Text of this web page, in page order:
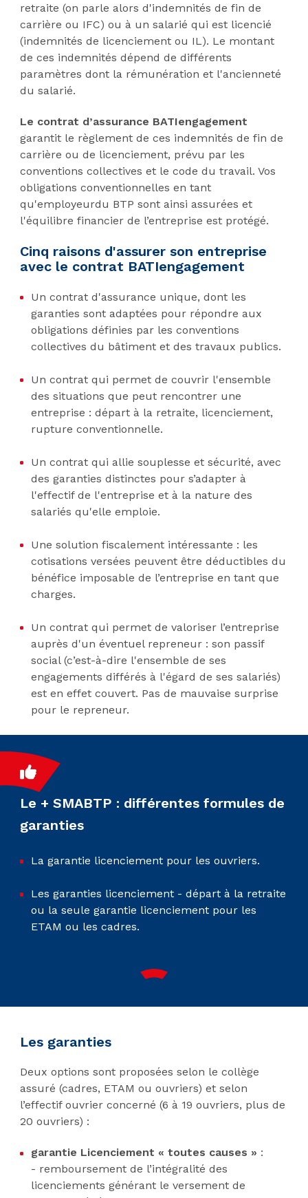
retraite (on parle alors d'indemnités de fin de
carrière ou IFC) ou à un salarié qui est licencié
(indemnités de licenciement ou IL). Le montant
de ces indemnités dépend de différents
paramètres dont la rémunération et l'ancienneté
du salarié.
Le contrat d’assurance BATIengagement
garantit le règlement de ces indemnités de fin de
carrière ou de licenciement, prévu par les
conventions collectives et le code du travail. Vos
obligations conventionnelles en tant
qu'employeurdu BTP sont ainsi assurées et
l'équilibre financier de l’entreprise est protégé.
Cinq raisons d'assurer son entreprise
avec le contrat BATIengagement
Un contrat d'assurance unique, dont les
garanties sont adaptées pour répondre aux
obligations définies par les conventions
collectives du bâtiment et des travaux publics.
Un contrat qui permet de couvrir l'ensemble
des situations que peut rencontrer une
entreprise : départ à la retraite, licenciement,
rupture conventionnelle.
Un contrat qui allie souplesse et sécurité, avec
des garanties distinctes pour s’adapter à
l'effectif de l'entreprise et à la nature des
salariés qu'elle emploie.
Une solution fiscalement intéressante : les
cotisations versées peuvent être déductibles du
bénéfice imposable de l’entreprise en tant que
charges.
Un contrat qui permet de valoriser l’entreprise
auprès d'un éventuel repreneur : son passif
social (c’est-à-dire l'ensemble de ses
engagements différés à l'égard de ses salariés)
est en effet couvert. Pas de mauvaise surprise
pour le repreneur.
Le + SMABTP : différentes formules de
garanties
La garantie licenciement pour les ouvriers.
Les garanties licenciement - départ à la retraite
ou la seule garantie licenciement pour les
ETAM ou les cadres.
Les garanties
Deux options sont proposées selon le collège
assuré (cadres, ETAM ou ouvriers) et selon
l’effectif ouvrier concerné (6 à 19 ouvriers, plus de
20 ouvriers) :
garantie Licenciement « toutes causes » :
- remboursement de l’intégralité des
licenciements générant le versement de